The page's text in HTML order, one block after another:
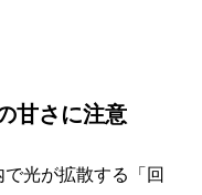
甘さに注意
光が拡散する「回